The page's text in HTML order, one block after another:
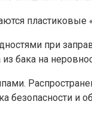
пластиковые
при
бака на
безопасности и